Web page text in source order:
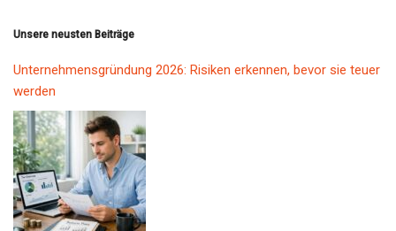
Unsere neusten Beiträge
Unternehmensgründung 2026: Risiken erkennen, bevor sie teuer
werden